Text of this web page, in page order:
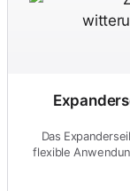
Das
flexible